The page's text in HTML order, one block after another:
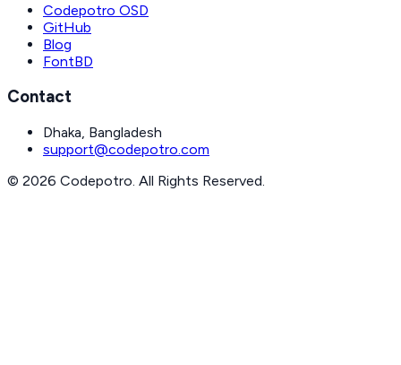
Codepotro OSD
GitHub
Blog
FontBD
Contact
Dhaka, Bangladesh
support@codepotro.com
© 2026 Codepotro. All Rights Reserved.